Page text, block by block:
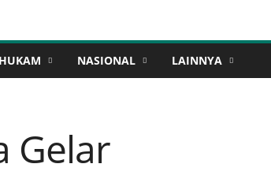
NASIONAL LAINNYA
Gelar